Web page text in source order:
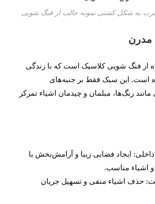
به شکل کشتی نمونه جالب از فنگ شویی
از فنگ شویی کلاسیک است که با زندگی
است. این سبک فقط بر جنبه‌های
رنگ‌ها، مبلمان و چیدمان اشیاء تمرکز
ایجاد فضایی زیبا و آرامش‌بخش با
و اشیاء مناسب.
حذف اشیاء منفی و تسهیل جریان